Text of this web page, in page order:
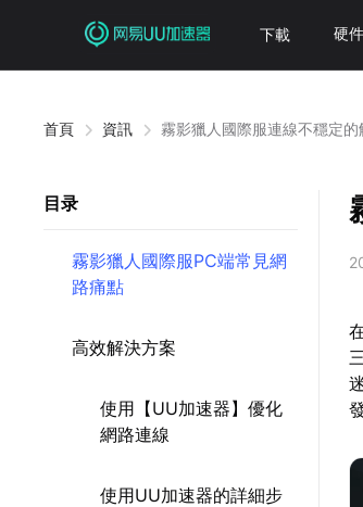
下載 硬件
首頁 資訊 霧影獵人國際服連線不穩定的
目录
霧影獵人國際服PC端常見網
路痛點
高效解決方案
使用【UU加速器】優化
網路連線
使用UU加速器的詳細步